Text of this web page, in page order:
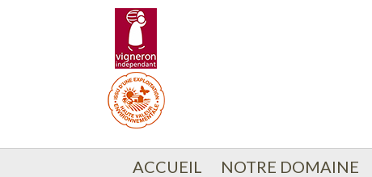
ACCUEIL NOTRE DOMAINE